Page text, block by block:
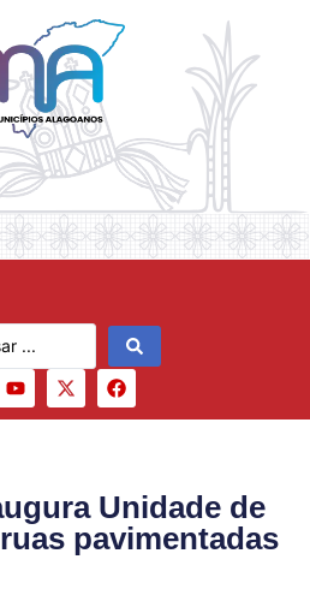
Unidade de
pavimentadas